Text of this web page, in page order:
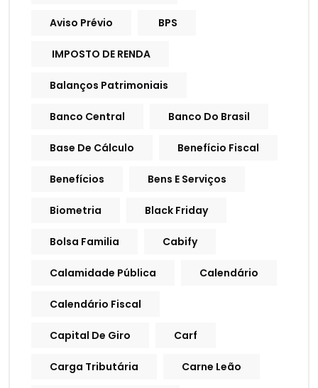
Aviso Prévio BPS
IMPOSTO DE RENDA
Balanços Patrimoniais
Banco Central Banco Do Brasil
Base De Cálculo Benefício Fiscal
Benefícios Bens E Serviços
Biometria Black Friday
Bolsa Familia Cabify
Calamidade Pública Calendário
Calendário Fiscal
Capital De Giro Carf
Carga Tributária Carne Leão